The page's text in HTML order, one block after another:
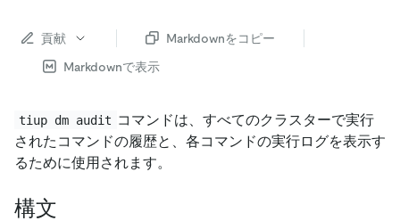
貢献
Markdownをコピー
Markdownで表示
tiup dm audit コマンドは、すべてのクラスターで実行
されたコマンドの履歴と、各コマンドの実行ログを表示す
るために使用されます。
構文